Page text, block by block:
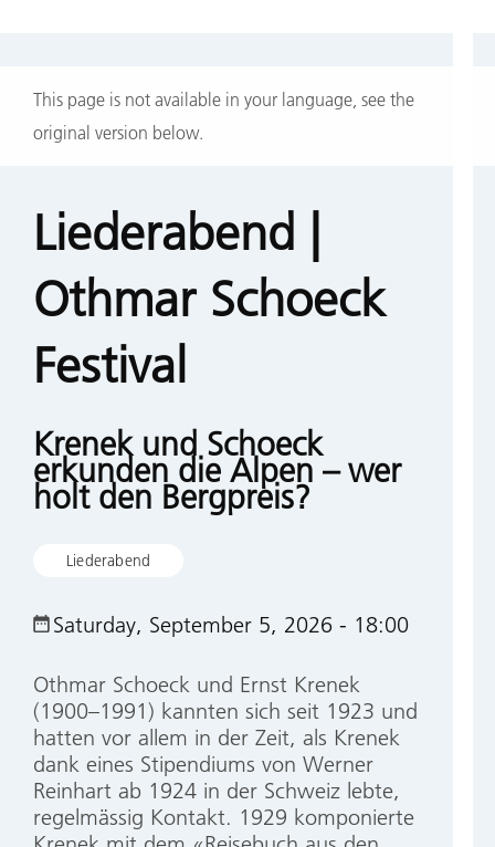
main
Status
message
This page is not available in your language, see the
original version below.
Liederabend |
Othmar Schoeck
Festival
Krenek und Schoeck
erkunden die Alpen – wer
holt den Bergpreis?
Liederabend
Saturday, September 5, 2026 - 18:00
Othmar Schoeck und Ernst Krenek
(1900–1991) kannten sich seit 1923 und
hatten vor allem in der Zeit, als Krenek
dank eines Stipendiums von Werner
Reinhart ab 1924 in der Schweiz lebte,
regelmässig Kontakt. 1929 komponierte